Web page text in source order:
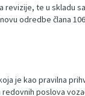
te u skladu
odredbe člana
je kao pravilna
poslova